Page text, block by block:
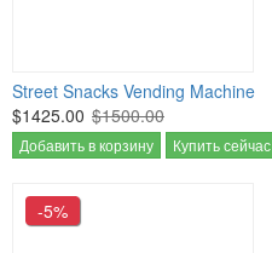
Street Snacks Vending Machine
$1425.00 $1500.00
Добавить в корзину Купить сейчас
-5%